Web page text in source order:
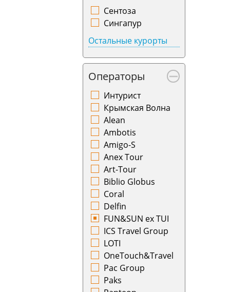
Камчатка
Караганда
Кемерово
Киров
Краснодар
Курган
Курск
Кутаиси
Кызыл
Ленкорань
Магадан
Магнитогорск
Махачкала
Минеральные
Воды
Минск
Мурманск
Набережные
Челны
Назрань
Нальчик
Нарьян-Мар
Нахичевань
Ирландия
Испания
Италия
Камбоджа
Катар
Кения
Кипр
Киргизия
Коста-Рика
Куба
Латвия
Литва
Люксембург
Маврикий
Малайзия
Мальта
Марокко
Мексика
Монако
Нидерланды
Норвегия
Оман
Сентоза
Сингапур
Остальные курорты
Операторы
Интурист
Крымская Волна
Alean
Ambotis
Amigo-S
Anex Tour
Art-Tour
Biblio Globus
Coral
Delfin
FUN&SUN ex TUI
ICS Travel Group
LOTI
OneTouch&Travel
Pac Group
Paks